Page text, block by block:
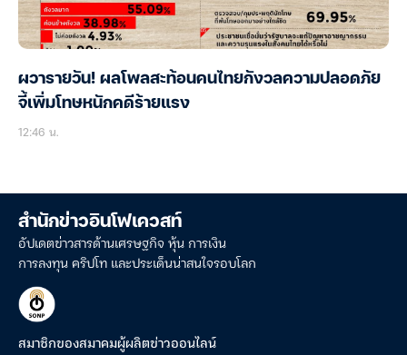
ผวารายวัน! ผลโพลสะท้อนคนไทยกังวลความปลอดภัย
จี้เพิ่มโทษหนักคดีร้ายแรง
12:46 น.
สำนักข่าวอินโฟเควสท์
อัปเดตข่าวสารด้านเศรษฐกิจ หุ้น การเงิน
การลงทุน คริปโท และประเด็นน่าสนใจรอบโลก
สมาชิกของสมาคมผู้ผลิตข่าวออนไลน์